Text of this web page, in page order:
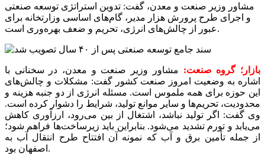
مشاور وزیر صنعت و معدن، گفت: تدوین استراتژی توسعه صنعتی
و اجرای طرح پرورش هزار مدیر، گام‌های اساسی وزارتخانه برای
عبور از چالش‌های انرژی، تحریم و ضعف بهره‌وری است.
بازار؛ گروه صنعت: مشاور وزیر صنعت و معدن، در سخنانی با
اشاره به وضعیت امروز صنعت کشور گفت: مشکلات و چالش‌های
این حوزه برای همه ملموس است. مسئله انرژی از دو جنبه هزینه و
محدودیت، تحریم‌ها و سایر موانع تولید، شرایط را دشوار کرده است.
وی گفت: اگر تولید نباشد، اشتغال از بین می‌رود، ارزآوری کاهش
می‌یابد و تورم تشدید می‌شود. بنابراین باید زیرساخت‌ها فراهم شود؛
از جمله تأمین برق و آب که نمونه آن افتتاح طرح انتقال آب به
اصفهان بود.